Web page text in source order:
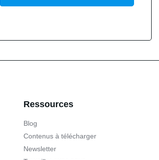
Ressources
Blog
Contenus à télécharger
Newsletter